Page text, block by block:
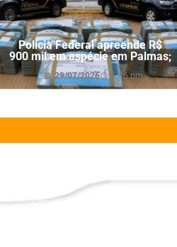
Polícia Federal apreende R$
900 mil em espécie em Palmas;
29/07/2026 6:46 pm